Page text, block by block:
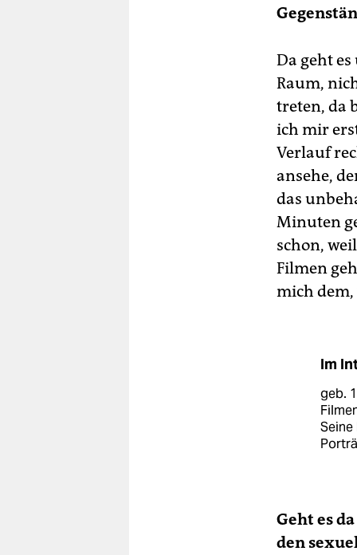
Da geht
Raum,
treten, da
ich mir
Verlauf
ansehe,
das
Minuten
schon,
Filmen
mich
Im
geb.
Geht es
den